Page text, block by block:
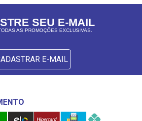
SEU E-MAIL
AS PROMOÇÕES EXCLUSIVAS.
E-MAIL